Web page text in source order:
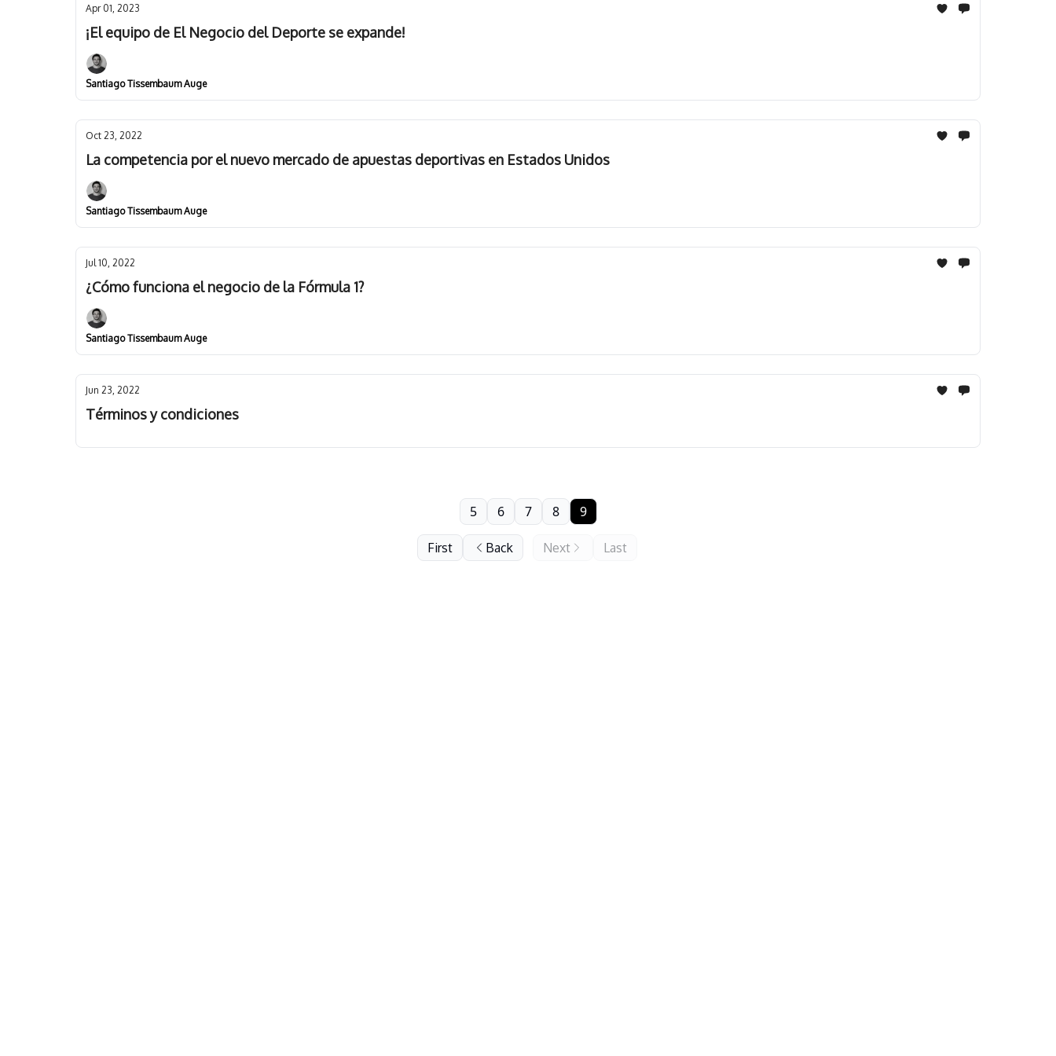
Apr 01, 2023
¡El equipo de El Negocio del Deporte se expande!
Santiago Tissembaum Auge
Oct 23, 2022
La competencia por el nuevo mercado de apuestas deportivas en Estados Unidos
Santiago Tissembaum Auge
Jul 10, 2022
¿Cómo funciona el negocio de la Fórmula 1?
Santiago Tissembaum Auge
Jun 23, 2022
Términos y condiciones
First Back
5 6 7 8 9
Next Last